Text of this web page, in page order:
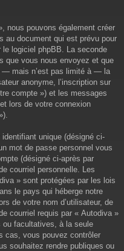
nous pouvons également créer
au document qui est prévu pour
logiciel phpBB. La seconde
que vous nous envoyez et que
— mais n’est pas limité à — la
anonyme, l’inscription sur
compte ») et les messages
lors de votre connexion
unique (désigné ci-
mot de passe personnel vous
(désigné ci-après par
courriel personnelle. Les
» sont protégées par les lois
le pays qui héberge notre
de votre nom d’utilisateur, de
courriel requis par « Autodiva »
ou facultatives, à la seule
cas, vous pouvez contrôler
souhaitez rendre publiques ou